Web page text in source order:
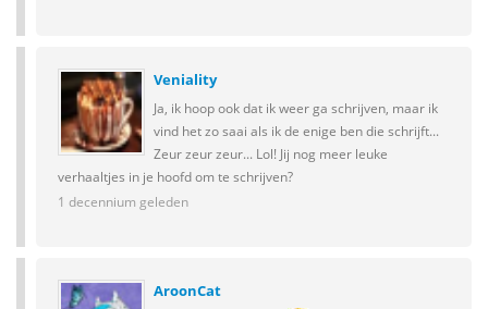
Veniality
Ja, ik hoop ook dat ik weer ga schrijven, maar ik
vind het zo saai als ik de enige ben die schrijft...
Zeur zeur zeur... Lol! Jij nog meer leuke
verhaaltjes in je hoofd om te schrijven?
1 decennium geleden
AroonCat